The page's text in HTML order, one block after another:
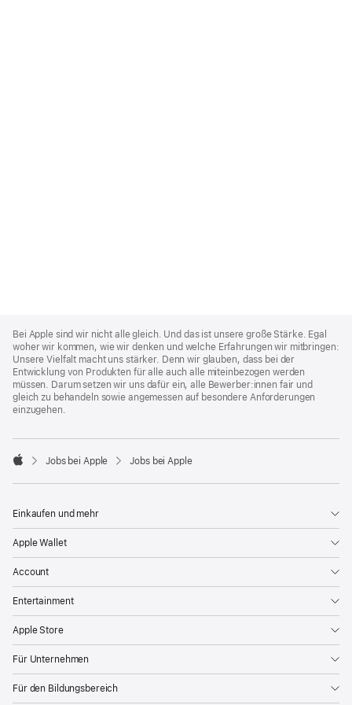
Footer
Bei Apple sind wir nicht alle gleich. Und das ist unsere große Stärke. Egal
woher wir kommen, wie wir denken und welche Erfahrungen wir mitbringen:
Unsere Vielfalt macht uns stärker. Denn wir glauben, dass bei der
Entwicklung von Produkten für alle auch alle miteinbezogen werden
müssen. Darum setzen wir uns dafür ein, alle Bewerber:innen fair und
gleich zu behandeln sowie angemessen auf besondere Anforderungen
einzugehen.

Jobs bei Apple Jobs bei Apple
Einkaufen und mehr
Apple Wallet
Account
Entertainment
Apple Store
Für Unternehmen
Für den Bildungsbereich